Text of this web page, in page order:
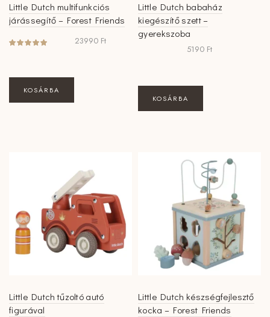
Little Dutch multifunkciós
járássegítő – Forest Friends
23990 Ft
KOSÁRBA
Little Dutch babaház
kiegészítő szett –
gyerekszoba
5190 Ft
KOSÁRBA
Little Dutch tűzoltó autó
figurával
Little Dutch készségfejlesztő
kocka – Forest Friends